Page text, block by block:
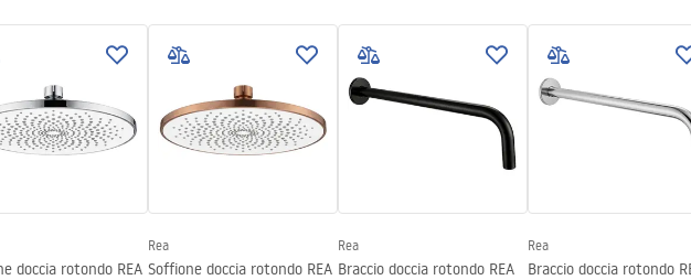
24 mesi
Warranty_Terms_and_Conditions_
Accessories_-_24.pdf
doccia rotondo REA
Rea
Soffione doccia rotondo REA
Rea
Braccio doccia rotondo REA
Rea
Braccio doccia rotondo